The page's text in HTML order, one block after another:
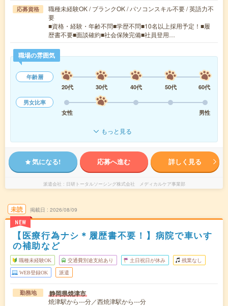
応募資格
職種未経験OK / ブランクOK / パソコンスキル不要 / 英語力不
要
■資格・経験・年齢不問■学歴不問■10名以上採用予定！■履
歴書不要■面談確約■社会保険完備■社員登用…
職場の雰囲気
年齢層
20代
30代 40代 50代
60代
男女比率
女性
男性
もっと見る
気になる! 応募へ進む 詳しく見る
派遣会社 日研トータルソーシング株式会社 メディカルケア事業部
未読
NEW
掲載日 2026/08/09
【医療行為ナシ＊履歴書不要！】病院で車いす
の補助など
職種未経験OK 交通費別途支給あり 土日祝日が休み 残業なし
WEB登録OK 派遣
勤務地 静岡県焼津市
焼津駅から---分／西焼津駅から---分